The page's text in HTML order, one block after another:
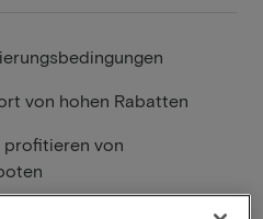
von hohen Rabatten
von